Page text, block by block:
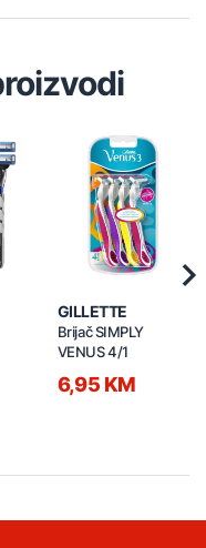
GILLETTE
Brijač SIMPLY
VENUS 4/1
6,95 KM